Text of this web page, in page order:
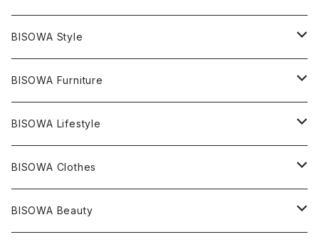
エレスチャル
ライトニング
石の種類別
アメジスト
アクアマリン
産地別
ヒマラヤ
ブラジル
ネックレス／ペンダント
宇佐美聖子
絹麻 ~kenma~
ピアス
宇佐美聖子
Others
ブレスレット
宇佐美聖子
Others
リング
サンキャッチャー
BISOWA Style
ONE PIECE
ヘンプ
オーガニックコットン
PANTS
ヘンプ
オーガニックコットン
T-SHIRT
オーガニックコットン
leggings
BISOWA Furniture
のるすく
BISOWA Lifestyle
Music
宇佐美聖子
浄化アイテム
BISOWA Clothes
麻
BISOWA Beauty